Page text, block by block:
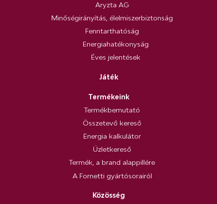
Aryzta AG
Minőségirányítás, élelmiszerbiztonság
Fenntarthatóság
Energiahatékonyság
Éves jelentések
Játék
Termékeink
Termékbemutató
Összetevő kereső
Energia kalkulátor
Üzletkereső
Termék, a brand alappillére
A Fornetti gyártósorairól
Közösség